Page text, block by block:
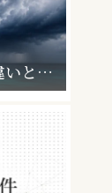
と、
なるか